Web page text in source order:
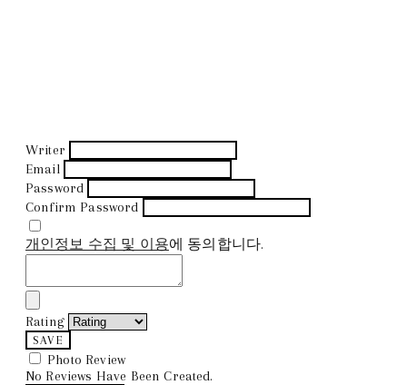
Writer
Email
Password
Confirm Password
개인정보 수집 및 이용에 동의합니다.
Rating
SAVE
Photo Review
No Reviews Have Been Created.